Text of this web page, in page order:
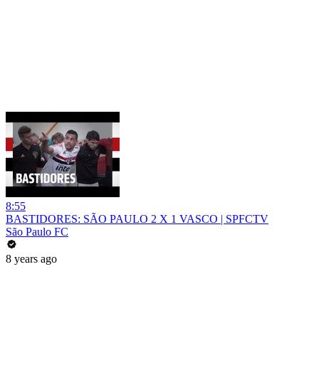
8:55
BASTIDORES: SÃO PAULO 2 X 1 VASCO | SPFCTV
São Paulo FC
8 years ago